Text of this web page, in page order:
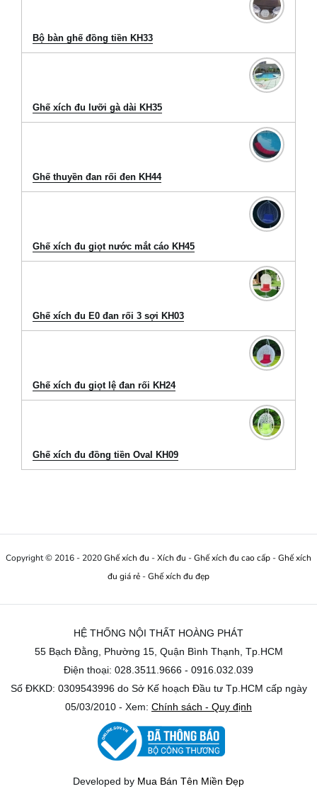
Bộ bàn ghế đồng tiền KH33
Ghế xích đu lưỡi gà dài KH35
Ghế thuyền đan rối đen KH44
Ghế xích đu giọt nước mắt cáo KH45
Ghế xích đu E0 đan rối 3 sợi KH03
Ghế xích đu giọt lệ đan rối KH24
Ghế xích đu đồng tiền Oval KH09
Copyright © 2016 - 2020Ghế xích đu -Xích đu -Ghế xích đu cao cấp -Ghế xích
đu giá rẻ -Ghế xích đu đẹp
HỆ THỐNG NỘI THẤT HOÀNG PHÁT
55 Bạch Đằng, Phường 15, Quận Bình Thạnh, Tp.HCM
Điện thoại: 028.3511.9666 - 0916.032.039
Số ĐKKD: 0309543996 do Sở Kế hoạch Đầu tư Tp.HCM cấp ngày
05/03/2010 - Xem: Chính sách - Quy định
Developed by Mua Bán Tên Miền Đẹp